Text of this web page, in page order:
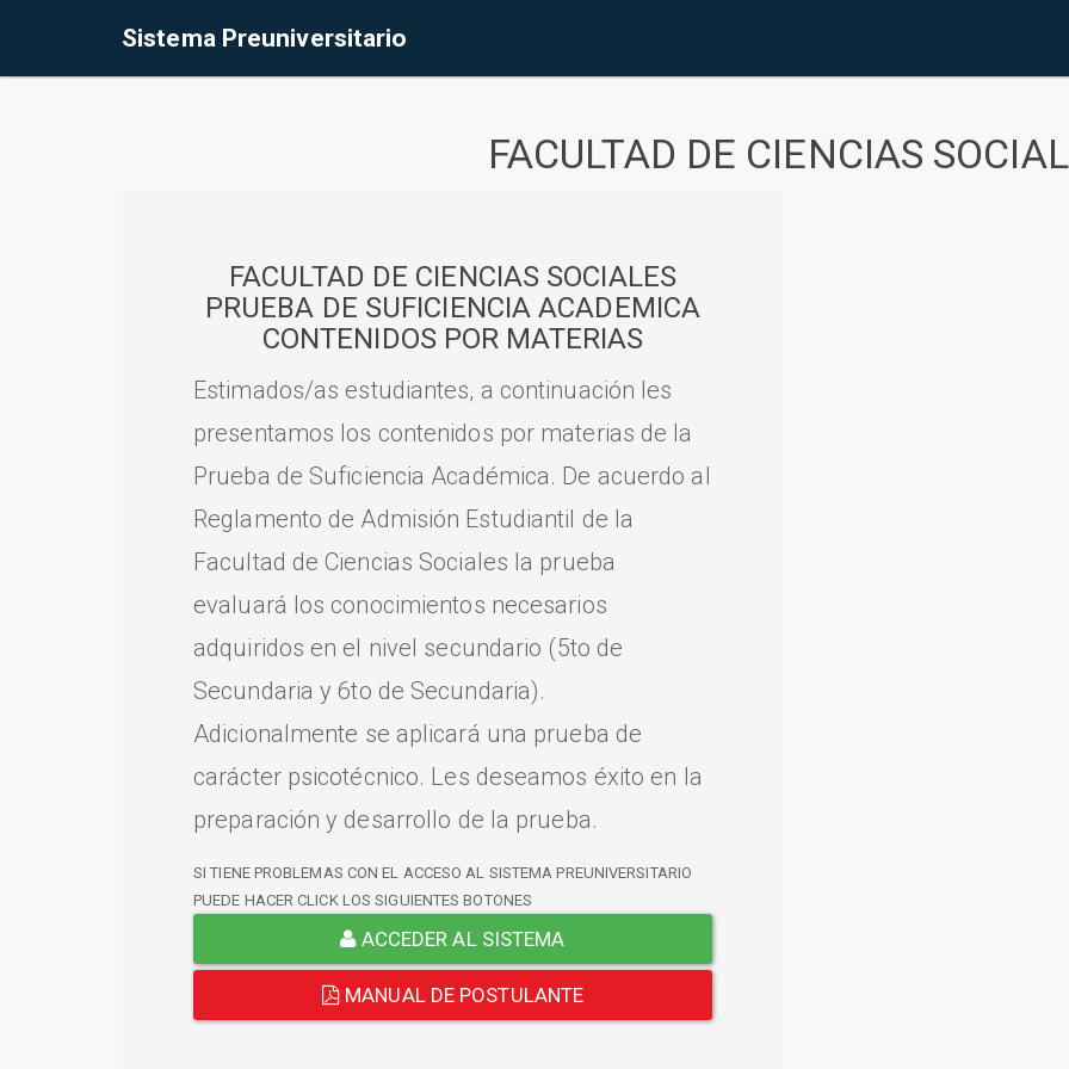
Sistema Preuniversitario
FACULTAD DE CIENCIAS
FACULTAD DE CIENCIAS SOCIALES
PRUEBA DE SUFICIENCIA ACADEMICA
CONTENIDOS POR MATERIAS
Estimados/as estudiantes, a continuación les
presentamos los contenidos por materias de la
Prueba de Suficiencia Académica. De acuerdo al
Reglamento de Admisión Estudiantil de la
Facultad de Ciencias Sociales la prueba
evaluará los conocimientos necesarios
adquiridos en el nivel secundario (5to de
Secundaria y 6to de Secundaria).
Adicionalmente se aplicará una prueba de
carácter psicotécnico. Les deseamos éxito en la
preparación y desarrollo de la prueba.
SI TIENE PROBLEMAS CON EL ACCESO AL SISTEMA PREUNIVERSITARIO
PUEDE HACER CLICK LOS SIGUIENTES BOTONES
ACCEDER AL SISTEMA
MANUAL DE POSTULANTE